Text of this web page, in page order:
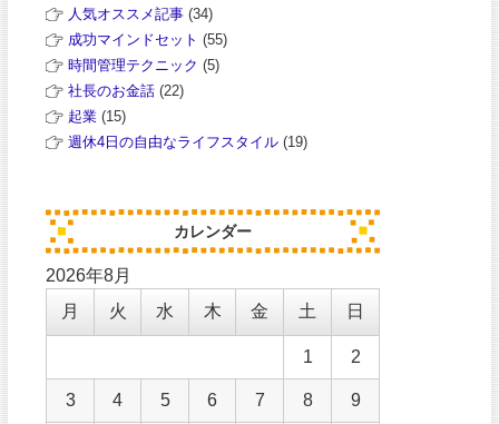
人気オススメ記事 (34)
成功マインドセット (55)
時間管理テクニック (5)
社長のお金話 (22)
起業 (15)
週休4日の自由なライフスタイル (19)
カレンダー
2026年8月
月
火 水 木 金 土 日
1 2
3 4 5 6 7 8 9